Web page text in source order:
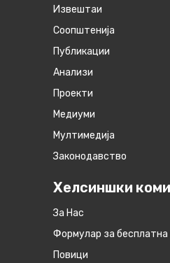
Извештаи
Соопштенија
Публикации
Анализи
Проекти
Медиуми
Мултимедија
Законодавство
Хелсиншки
За Нас
Формулар за
Повици